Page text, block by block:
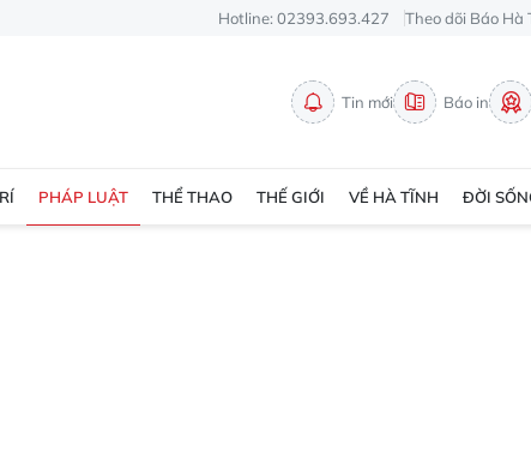
Hotline: 02393.693.427 Theo dõi Báo Hà
Tin mới Báo in
PHÁP LUẬT THỂ THAO THẾ GIỚI VỀ HÀ TĨNH ĐỜI